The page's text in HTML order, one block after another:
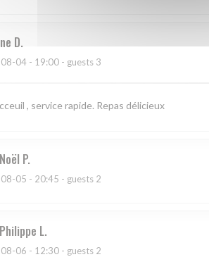
D
04 - 19:00 - guests 3
, service rapide. Repas délicieux
P
05 - 20:45 - guests 2
L
06 - 12:30 - guests 2